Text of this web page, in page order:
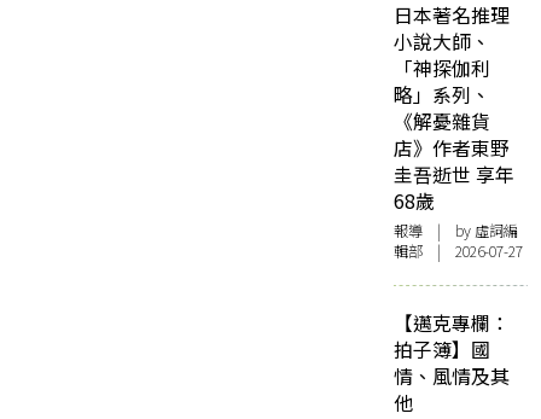
日本著名推理
小說大師、
「神探伽利
略」系列、
《解憂雜貨
店》作者東野
圭吾逝世 享年
68歲
報導 | by 虛詞編
輯部 | 2026-07-27
【邁克專欄：
拍子簿】國
情、風情及其
他